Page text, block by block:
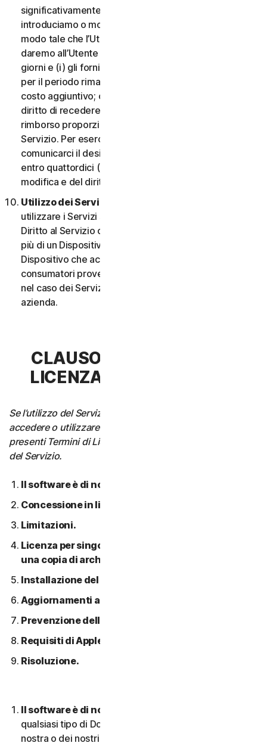
significativamente dannosa per l’Utente o
introduciamo o modifichiamo i criteri di idoneità in
modo tale che l’Utente non abbia più diritto ai Servizi,
daremo all’Utente un preavviso di quattordici (14)
giorni e (i) gli forniremo servizi comparabili o superiori
per il periodo rimanente del Servizio senza alcun
costo aggiuntivo; oppure (ii) concederemo all’Utente il
diritto di recedere dal contratto e ricevere un
rimborso proporzionale per il periodo rimanente del
Servizio. Per esercitare questo diritto, l’Utente deve
comunicarci il desiderio di rescindere il contratto
entro quattordici (14) giorni dalla notifica della
modifica e del diritto di rescissione.
Utilizzo dei Servizi in una rete.
utilizzare i Servizi su una rete a condizione che il
Diritto al Servizio consenta di accedere o utilizzarli su
più di un Dispositivo e a condizione che ogni
Dispositivo che accede a o utilizza i Servizi per i
consumatori provenga da un unico nucleo familiare o,
nel caso dei Servizi aziendali, da un’unica Piccola
azienda.
CLAUSOLA 3 - TERMINI DI
LICENZA DEL SOFTWARE
Se l’utilizzo del Servizio richiede di scaricare, installare,
accedere o utilizzare il Software su un Dispositivo, i
presenti Termini di Licenza si applicano anche all’utilizzo
del Servizio.
Il software è di nostra proprietà.
Concessione in licenza.
Limitazioni.
Licenza per singolo dispositivo; consentita solo
una copia di archivio o di backup.
Installazione del software.
Aggiornamenti automatici dei contenuti.
Prevenzione della pirateria software.
Requisiti di Apple.
Risoluzione.
Il software è di nostra proprietà.
qualsiasi tipo di Documentazione sono di proprietà
nostra o dei nostri licenziatari e sono protetti dalle